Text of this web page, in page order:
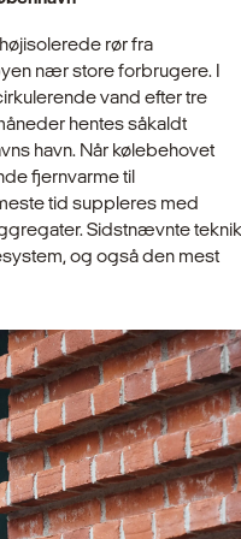
rør fra
nær store forbrugere. I
vand efter tre
hentes såkaldt
havn. Når kølebehovet
fjernvarme til
tid suppleres med
Sidstnævnte teknik
og også den mest